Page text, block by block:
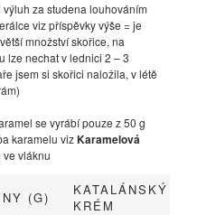
výluh za studena louhováním
viz příspěvky výše = je
množství skořice, na
lze nechat v lednici 2 – 3
jsem si skořici naložila, v létě
se vyrábí pouze z 50 g
karamelu vizKaramelová
ve vláknu
(G)
KATALÁNSKÝ
KRÉM